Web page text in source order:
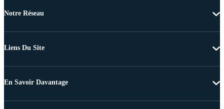
Notre Réseau
Liens Du Site
En Savoir Davantage